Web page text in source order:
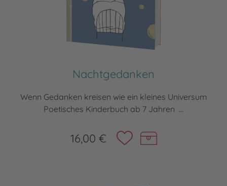
Nachtgedanken
Wenn Gedanken kreisen wie ein kleines Universum
Poetisches Kinderbuch ab 7 Jahren ...
16,00 €